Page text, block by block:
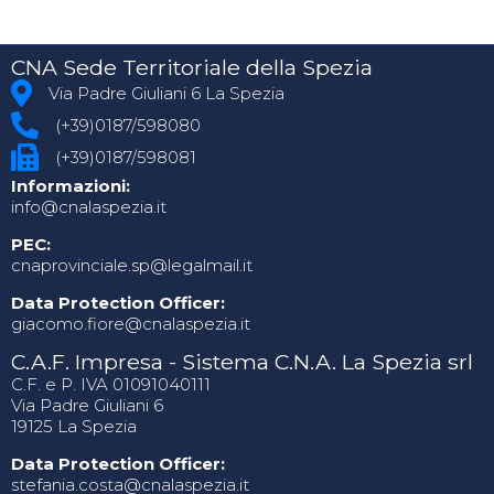
CNA Sede Territoriale della Spezia
Via Padre Giuliani 6 La Spezia
(+39)0187/598080
(+39)0187/598081
Informazioni:
info@cnalaspezia.it
PEC:
cnaprovinciale.sp@legalmail.it
Data Protection Officer:
giacomo.fiore@cnalaspezia.it
C.A.F. Impresa - Sistema C.N.A. La Spezia srl
C.F. e P. IVA 01091040111
Via Padre Giuliani 6
19125 La Spezia
Data Protection Officer:
stefania.costa@cnalaspezia.it